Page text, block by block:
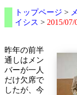
トップページ >
イシス > 2015/07/
昨年の前半
通しはメン
バーが一人
だけ欠席で
したが、今